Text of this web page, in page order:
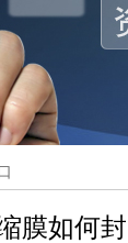
膜如何